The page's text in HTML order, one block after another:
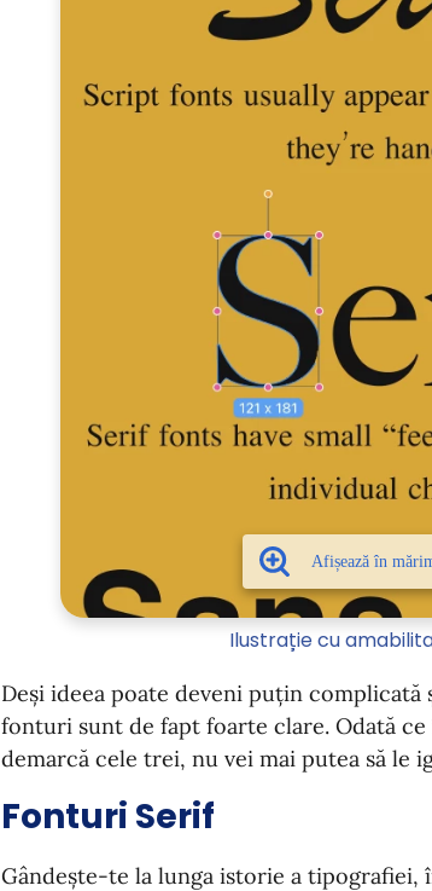
Ilustrație cu
Deși ideea poate deveni puțin
fonturi sunt de fapt foarte clare. Odată
demarcă cele trei, nu vei mai putea să le
Fonturi Serif
Gândește-te la lunga istorie a tipografiei,